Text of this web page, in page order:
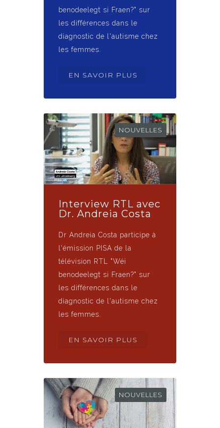
benodeelegt si Fraen?" sur
les différences dans le
diagnostic de l'autisme chez
les femmes.
EN SAVOIR PLUS
NOUVELLES
Interview RTL avec
Dr. Andreia Costa
Dr Andreia Costa participe à
l'émission PISA de la
télévision RTL "Wéi
benodeelegt si Fraen?" sur
les différences dans le
diagnostic de l'autisme chez
les femmes.
EN SAVOIR PLUS
NOUVELLES